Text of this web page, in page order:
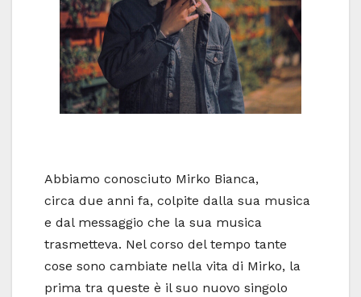
Abbiamo conosciuto Mirko Bianca,
circa due anni fa, colpite dalla sua musica
e dal messaggio che la sua musica
trasmetteva. Nel corso del tempo tante
cose sono cambiate nella vita di Mirko, la
prima tra queste è il suo nuovo singolo